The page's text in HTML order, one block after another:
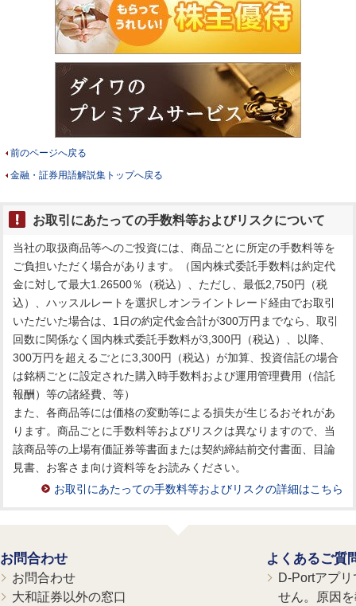
前のページへ戻る
金融・証券用語解説集トップへ戻る
お取引にあたっての手数料等およびリスクについて
当社の取扱商品等へのご投資には、商品ごとに所定の手数料等を
ご負担いただく場合があります。（国内株式委託手数料は約定代
金に対して最大1.26500％（税込）、ただし、最低2,750円（税
込）、ハッスルレートを選択しオンライントレード経由でお取引
いただいた場合は、1日の約定代金合計が300万円までなら、取引
回数に関係なく国内株式委託手数料が3,300円（税込）、以降、
300万円を超えるごとに3,300円（税込）が加算、投資信託の場合
は銘柄ごとに設定された購入時手数料および運用管理費用（信託
報酬）等の諸経費、等）
また、各商品等には価格の変動等による損失が生じるおそれがあ
ります。商品ごとに手数料等およびリスクは異なりますので、当
該商品等の上場有価証券等書面または契約締結前交付書面、目論
見書、お客さま向け資料等をお読みください。
お取引にあたっての手数料等およびリスクの詳細はこちら
お問合わせ
お問合わせ
大和証券以外の窓口
よくあるご質
D-Portアプ
せん。原因